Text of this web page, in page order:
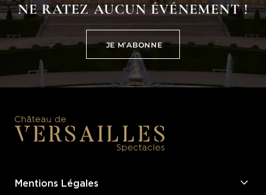
NE RATEZ AUCUN ÉVÉNEMENT !
JE M’ABONNE
JE M’ABONNE
Mentions Légales